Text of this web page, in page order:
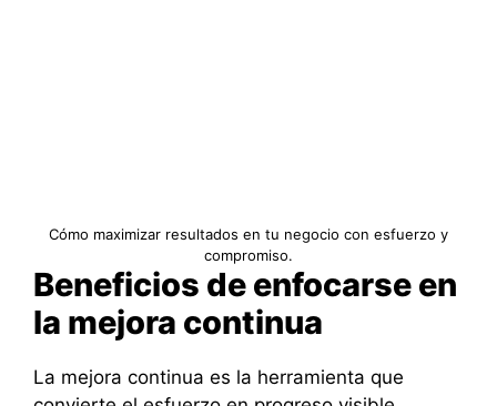
Cómo maximizar resultados en tu negocio con esfuerzo y
compromiso.
Beneficios de enfocarse en
la mejora continua
La mejora continua es la herramienta que